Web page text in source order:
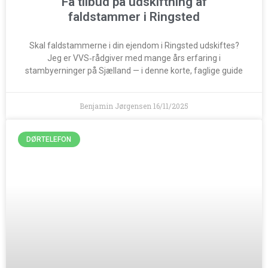
faldstammer i Ringsted
Skal faldstammerne i din ejendom i Ringsted udskiftes?
Jeg er VVS‑rådgiver med mange års erfaring i
stambyerninger på Sjælland — i denne korte, faglige guide
Benjamin Jørgensen 16/11/2025
DØRTELEFON